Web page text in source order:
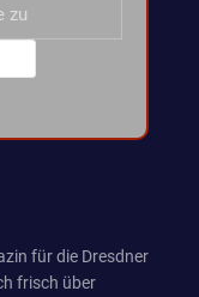
zu
für die Dresdner
frisch über